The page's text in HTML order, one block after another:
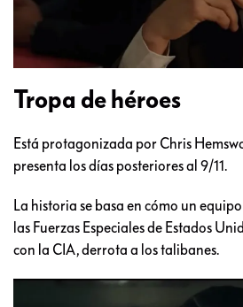
Tropa de héroes
Está protagonizada por Chris
presenta los días posteriores al 9/11.
La historia se basa en cómo un
las Fuerzas Especiales de Estados
con la CIA, derrota a los talibanes.